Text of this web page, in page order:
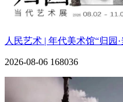
人民艺术 | 年代美术馆“归园
2026-08-06 168036